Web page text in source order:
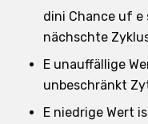
dini Chance uf
nächschte
E unauffällige
unbeschränkt
E niedrige Wert